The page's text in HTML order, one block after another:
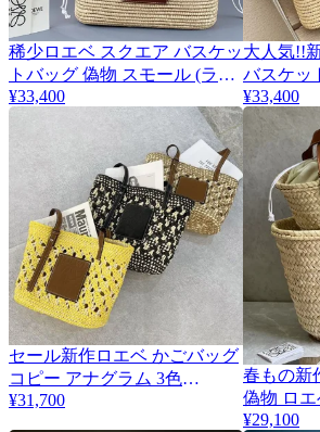
稀少ロエベ スクエア バスケッ
トバッグ 偽物 スモール (ラフ
ィア&amp;カーフ) lom87858
¥33,400
大人気!!
バスケッ
ール(ラフ
¥33,400
セール新作ロエベ かごバッグ
コピー アナグラム 3色
loc89482
¥31,700
2
春もの新
偽物 ロ
ーバッグ
¥29,100